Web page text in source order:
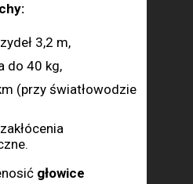
3,2 m,
do 40 kg,
(przy światłowodzie
głowice